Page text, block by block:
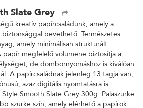
Slate Grey
kreatív papírcsaládunk, amely a
bevethető. Természetes
amely minimálisan strukturált
megfelelő volumene biztosítja a
de dombornyomáshoz is kiválóan
A papírcsaládnak jelenleg 13 tagja van,
azaz digitális nyomtatásra is
Style Smooth Slate Grey 300g: Palaszürke
szürke szín, amely elérhető a papírok